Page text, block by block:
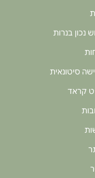
נכון בנרות
סיטונאית
קראד